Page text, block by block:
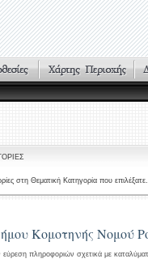
στη Θεματική Κατηγορία που επιλέξατε.
Κομοτηνής Νομού
εύρεση πληροφοριών σχετικά με